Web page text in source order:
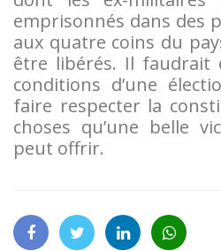
emprisonnés dans des
aux quatre coins du
être libérés. Il faudrait
conditions d’une
faire respecter la
choses qu’une belle
peut offrir.